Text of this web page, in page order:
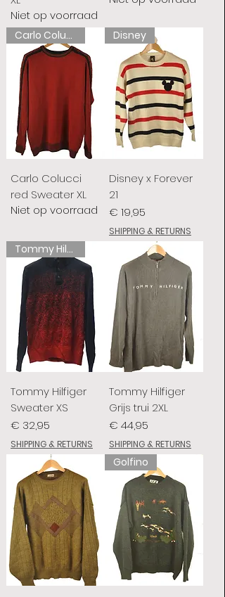
Niet op voorraad
Carlo Colucci
Carlo Colucci
red Sweater XL
Niet op voorraad
Disney
Disney x Forever
21
Prijs
€ 19,95
SHIPPING & RETURNS
Tommy Hilfiger
Tommy Hilfiger
Sweater XS
Prijs
€ 32,95
SHIPPING & RETURNS
Tommy Hilfiger
Grijs trui 2XL
Prijs
€ 44,95
SHIPPING & RETURNS
Golfino